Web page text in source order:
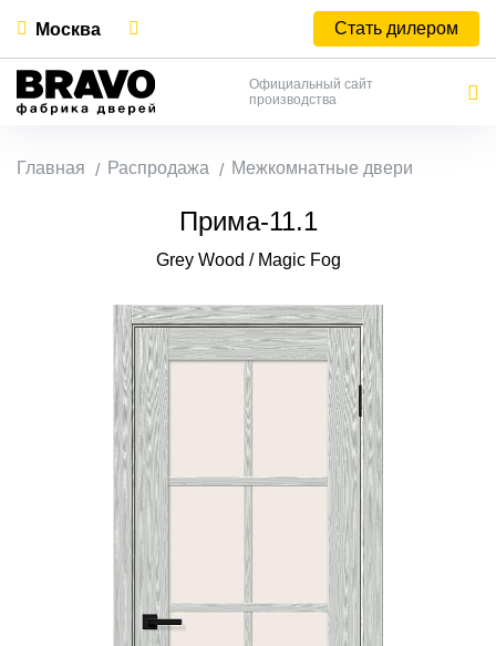
Москва Стать дилером
Официальный сайт
производства
Главная Распродажа Межкомнатные двери
Прима-11.1
Grey Wood / Magic Fog